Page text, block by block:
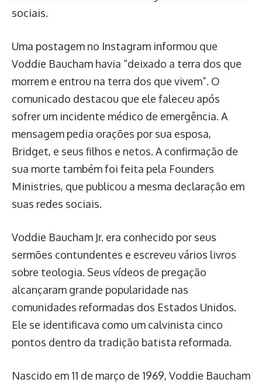
sociais.
Uma postagem no Instagram informou que
Voddie Baucham havia “deixado a terra dos que
morrem e entrou na terra dos que vivem”. O
comunicado destacou que ele faleceu após
sofrer um incidente médico de emergência. A
mensagem pedia orações por sua esposa,
Bridget, e seus filhos e netos. A confirmação de
sua morte também foi feita pela Founders
Ministries, que publicou a mesma declaração em
suas redes sociais.
Voddie Baucham Jr. era conhecido por seus
sermões contundentes e escreveu vários livros
sobre teologia. Seus vídeos de pregação
alcançaram grande popularidade nas
comunidades reformadas dos Estados Unidos.
Ele se identificava como um calvinista cinco
pontos dentro da tradição batista reformada.
Nascido em 11 de março de 1969, Voddie Baucham